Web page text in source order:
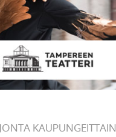
KAUPUNGEITTAIN